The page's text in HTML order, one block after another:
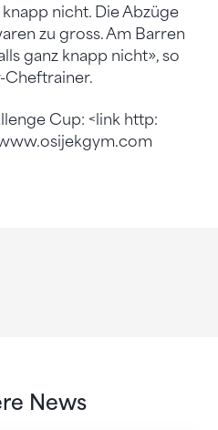
knapp nicht. Die Abzüge
zu gross. Am Barren
ganz knapp nicht», so
Cheftrainer.
Cup: <link http:
News